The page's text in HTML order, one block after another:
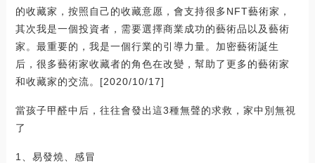
的收藏家，按照自己的收藏意愿，會支持很多NFT藝術家，
其次我是一個投資者，需要選擇商業成功的藝術品以及藝術
家。最重要的，我是一個行業的引導力量。加密藝術誕生
后，很多藝術家收藏者的角色在改變，幫助了更多的藝術家
和收藏家的交流。[2020/10/17]
當孩子甲醛中后，往往會發出這3種無聲的求救，家中別無視
了
1、易發燒、感冒